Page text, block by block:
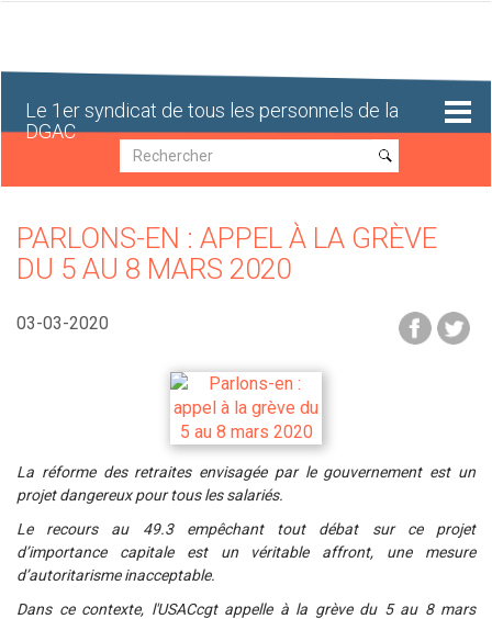
Le 1er syndicat de tous les personnels de la
DGAC
Recherche
Recherche
PARLONS-EN : APPEL À LA GRÈVE
DU 5 AU 8 MARS 2020
03-03-2020
La réforme des retraites envisagée par le gouvernement est un
projet dangereux pour tous les salariés.
Le recours au 49.3 empêchant tout débat sur ce projet
d’importance capitale est un véritable affront, une mesure
d’autoritarisme inacceptable.
Dans ce contexte, l'USACcgt appelle à la grève du 5 au 8 mars